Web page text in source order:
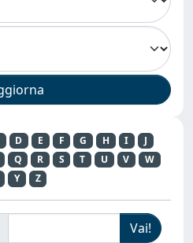
D E F G H I
J
Q R S T U V
W
Y Z